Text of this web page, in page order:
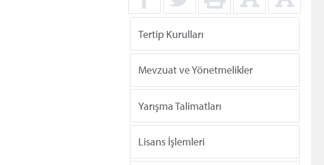
Tertip Kurulları
Mevzuat ve Yönetmelikler
Yarışma Talimatları
Lisans İşlemleri